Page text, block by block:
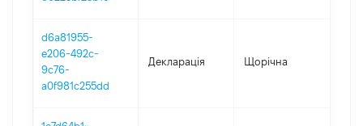
d6a81955-
e206-492c-
9c76-
a0f981c255dd
Декларація Щорічна